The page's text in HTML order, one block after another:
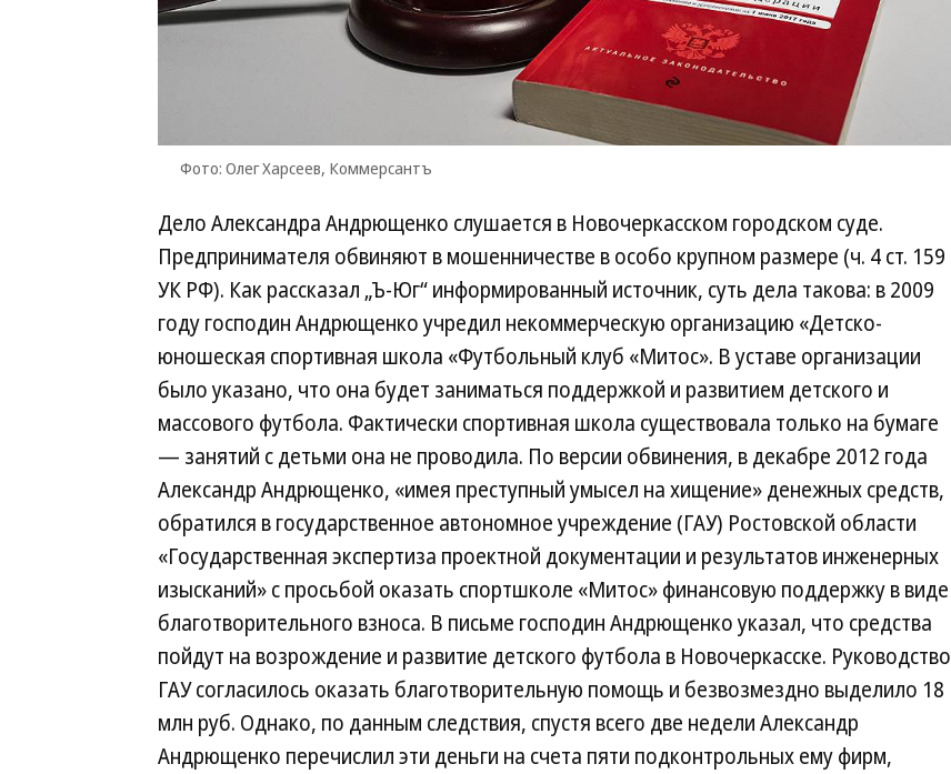
Фото: Олег Харсеев, Коммерсантъ
Дело Александра Андрющенко слушается в Новочеркасском городском суде.
Предпринимателя обвиняют в мошенничестве в особо крупном размере (ч. 4 ст. 159
УК РФ). Как рассказал „Ъ-Юг“ информированный источник, суть дела такова: в 2009
году господин Андрющенко учредил некоммерческую организацию «Детско-
юношеская спортивная школа «Футбольный клуб «Митос». В уставе организации
было указано, что она будет заниматься поддержкой и развитием детского и
массового футбола. Фактически спортивная школа существовала только на бумаге
— занятий с детьми она не проводила. По версии обвинения, в декабре 2012 года
Александр Андрющенко, «имея преступный умысел на хищение» денежных средств,
обратился в государственное автономное учреждение (ГАУ) Ростовской области
«Государственная экспертиза проектной документации и результатов инженерных
изысканий» с просьбой оказать спортшколе «Митос» финансовую поддержку в виде
благотворительного взноса. В письме господин Андрющенко указал, что средства
пойдут на возрождение и развитие детского футбола в Новочеркасске. Руководство
ГАУ согласилось оказать благотворительную помощь и безвозмездно выделило 18
млн руб. Однако, по данным следствия, спустя всего две недели Александр
Андрющенко перечислил эти деньги на счета пяти подконтрольных ему фирм,